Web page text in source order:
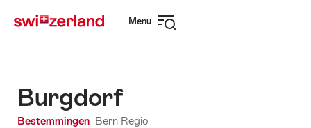
Menu
Burgdorf
Bestemmingen Bern Regio